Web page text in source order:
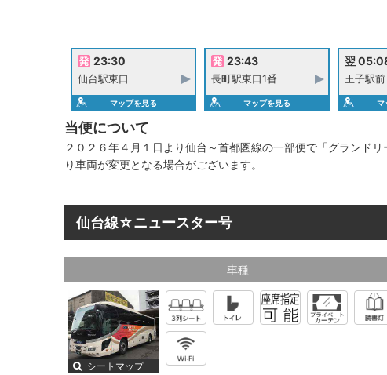
23:30
仙台駅東口
マップを見る
23:43
長町駅東口1番
マップを見る
翌
王子駅前
マ
当便について
２０２６年４月１日より仙台～首都圏線の一部便で「グランド
り車両が変更となる場合がございます。
仙台線☆ニュースター号
車種
シートマップ